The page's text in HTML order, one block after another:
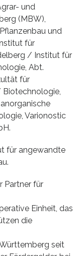
und
(MBW),
und
für
/ Institut für
Abt.
für
Varionostic
für angewandte
Partner für
Einheit, das
die
seit